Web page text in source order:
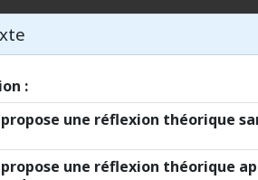
:
une réflexion théorique
une réflexion théorique